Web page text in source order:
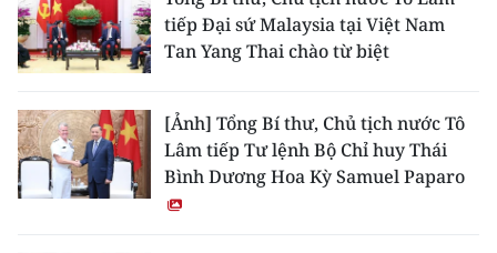
tiếp Đại sứ Malaysia tại Việt Nam
Tan Yang Thai chào từ biệt
[Ảnh] Tổng Bí thư, Chủ tịch nước Tô
Lâm tiếp Tư lệnh Bộ Chỉ huy Thái
Bình Dương Hoa Kỳ Samuel Paparo